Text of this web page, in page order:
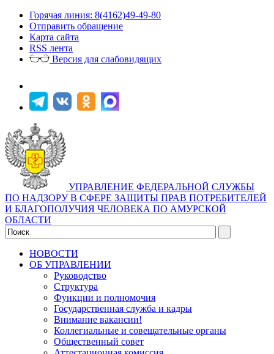
Горячая линия: 8(4162)49-49-80
Отправить обращение
Карта сайта
RSS лента
Версия для слабовидящих
УПРАВЛЕНИЕ ФЕДЕРАЛЬНОЙ СЛУЖБЫ
ПО НАДЗОРУ В СФЕРЕ ЗАЩИТЫ ПРАВ ПОТРЕБИТЕЛЕЙ
И БЛАГОПОЛУЧИЯ ЧЕЛОВЕКА ПО АМУРСКОЙ
ОБЛАСТИ
НОВОСТИ
ОБ УПРАВЛЕНИИ
Руководство
Структура
Функции и полномочия
Государственная служба и кадры
Внимание вакансии!
Коллегиальные и совещательные органы
Общественный совет